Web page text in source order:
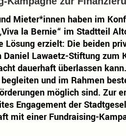
Mieter*innen haben im
la Bernie“ im Stadtteil
erzielt: Die beiden
Lawaetz-Stiftung zum
dauerhaft überlassen
und im Rahmen
möglich sind. Zur
Engagement der
mit einer Fundraising-